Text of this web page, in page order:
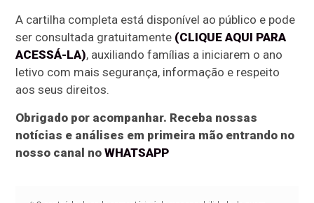
A cartilha completa está disponível ao público e pode
ser consultada gratuitamente (CLIQUE AQUI PARA
ACESSÁ-LA), auxiliando famílias a iniciarem o ano
letivo com mais segurança, informação e respeito
aos seus direitos.
Obrigado por acompanhar. Receba nossas
notícias e análises em primeira mão entrando no
nosso canal noWHATSAPP